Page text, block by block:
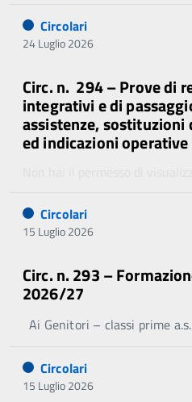
Circolari
24 Luglio 2026
Circ. n. 294 – Prove di
integrativi e di
assistenze, sostituzioni
ed indicazioni
Circolari
15 Luglio 2026
Circ. n. 293 –
2026/27
Ai Genitori – classi prime a.s.
Circolari
15 Luglio 2026